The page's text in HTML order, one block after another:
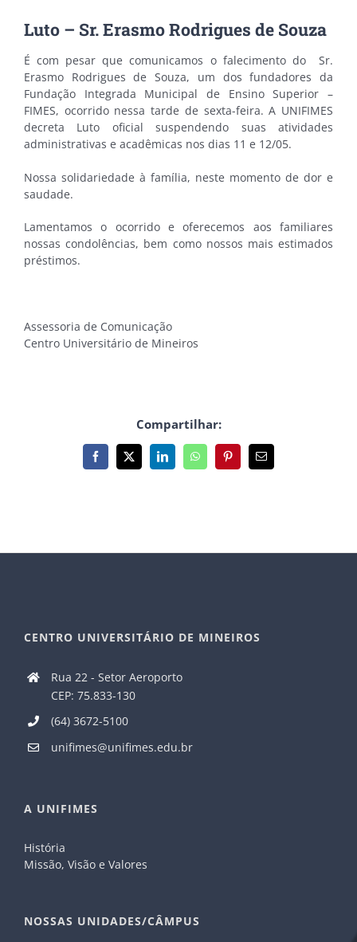
Luto – Sr. Erasmo Rodrigues de Souza
É com pesar que comunicamos o falecimento do Sr.
Erasmo Rodrigues de Souza, um dos fundadores da
Fundação Integrada Municipal de Ensino Superior –
FIMES, ocorrido nessa tarde de sexta-feira. A UNIFIMES
decreta Luto oficial suspendendo suas atividades
administrativas e acadêmicas nos dias 11 e 12/05.
Nossa solidariedade à família, neste momento de dor e
saudade.
Lamentamos o ocorrido e oferecemos aos familiares
nossas condolências, bem como nossos mais estimados
préstimos.
Assessoria de Comunicação
Centro Universitário de Mineiros
Compartilhar:
Facebook
X LinkedInWhatsAppPinterest
E-
mail
CENTRO UNIVERSITÁRIO DE MINEIROS
Rua 22 - Setor Aeroporto
CEP: 75.833-130
(64) 3672-5100
unifimes@unifimes.edu.br
A UNIFIMES
História
Missão, Visão e Valores
NOSSAS UNIDADES/CÂMPUS